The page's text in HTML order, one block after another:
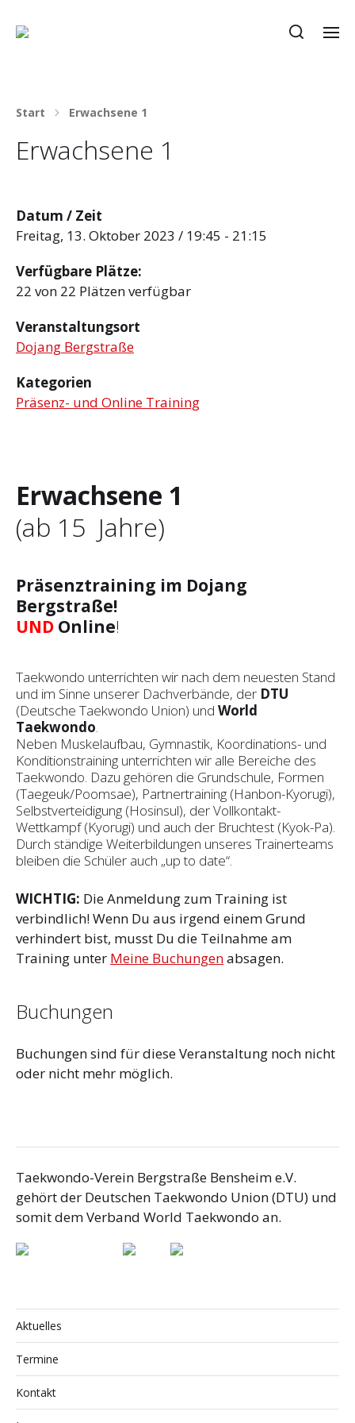
Start Erwachsene 1
Erwachsene 1
Datum / Zeit
Freitag, 13. Oktober 2023 / 19:45 - 21:15
Verfügbare Plätze:
22 von 22 Plätzen verfügbar
Veranstaltungsort
Dojang Bergstraße
Kategorien
Präsenz- und Online Training
Erwachsene 1
(ab 15 Jahre)
Präsenztraining im Dojang
Bergstraße!
UND Online!
Taekwondo unterrichten wir nach dem neuesten Stand
und im Sinne unserer Dachverbände, der DTU
(Deutsche Taekwondo Union) und World
Taekwondo.
Neben Muskelaufbau, Gymnastik, Koordinations- und
Konditionstraining unterrichten wir alle Bereiche des
Taekwondo. Dazu gehören die Grundschule, Formen
(Taegeuk/Poomsae), Partnertraining (Hanbon-Kyorugi),
Selbstverteidigung (Hosinsul), der Vollkontakt-
Wettkampf (Kyorugi) und auch der Bruchtest (Kyok-Pa).
Durch ständige Weiterbildungen unseres Trainerteams
bleiben die Schüler auch „up to date“.
WICHTIG: Die Anmeldung zum Training ist
verbindlich! Wenn Du aus irgend einem Grund
verhindert bist, musst Du die Teilnahme am
Training unter Meine Buchungenabsagen.
Buchungen
Buchungen sind für diese Veranstaltung noch nicht
oder nicht mehr möglich.
Taekwondo-Verein Bergstraße Bensheim e.V.
gehört der Deutschen Taekwondo Union (DTU) und
somit dem Verband World Taekwondo an.
Aktuelles
Termine
Kontakt